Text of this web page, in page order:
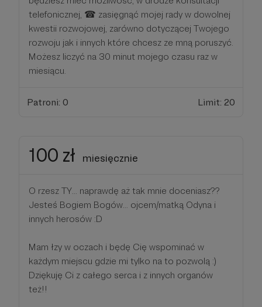
telefonicznej, ☎ zasięgnąć mojej rady w dowolnej
kwestii rozwojowej, zarówno dotyczącej Twojego
rozwoju jak i innych które chcesz ze mną poruszyć.
Możesz liczyć na 30 minut mojego czasu raz w
miesiącu.
Patroni: 0 Limit: 20
100 zł miesięcznie
O rzesz TY... naprawdę aż tak mnie doceniasz??
Jesteś Bogiem Bogów... ojcem/matką Odyna i
innych herosów :D
Mam łzy w oczach i będę Cię wspominać w
każdym miejscu gdzie mi tylko na to pozwolą :)
Dziękuję Ci z całego serca i z innych organów
też!!